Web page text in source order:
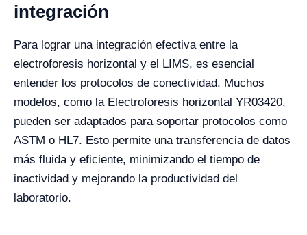
integración
Para lograr una integración efectiva entre la
electroforesis horizontal y el LIMS, es esencial
entender los protocolos de conectividad. Muchos
modelos, como la Electroforesis horizontal YR03420,
pueden ser adaptados para soportar protocolos como
ASTM o HL7. Esto permite una transferencia de datos
más fluida y eficiente, minimizando el tiempo de
inactividad y mejorando la productividad del
laboratorio.